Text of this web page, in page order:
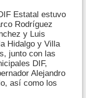
Estatal estuvo
Rodríguez
y Luis
Hidalgo y Villa
junto con las
DIF,
Alejandro
así como los